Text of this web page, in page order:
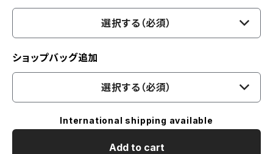
選択する（必須）
ショップバッグ追加
選択する（必須）
International shipping available
Add to cart